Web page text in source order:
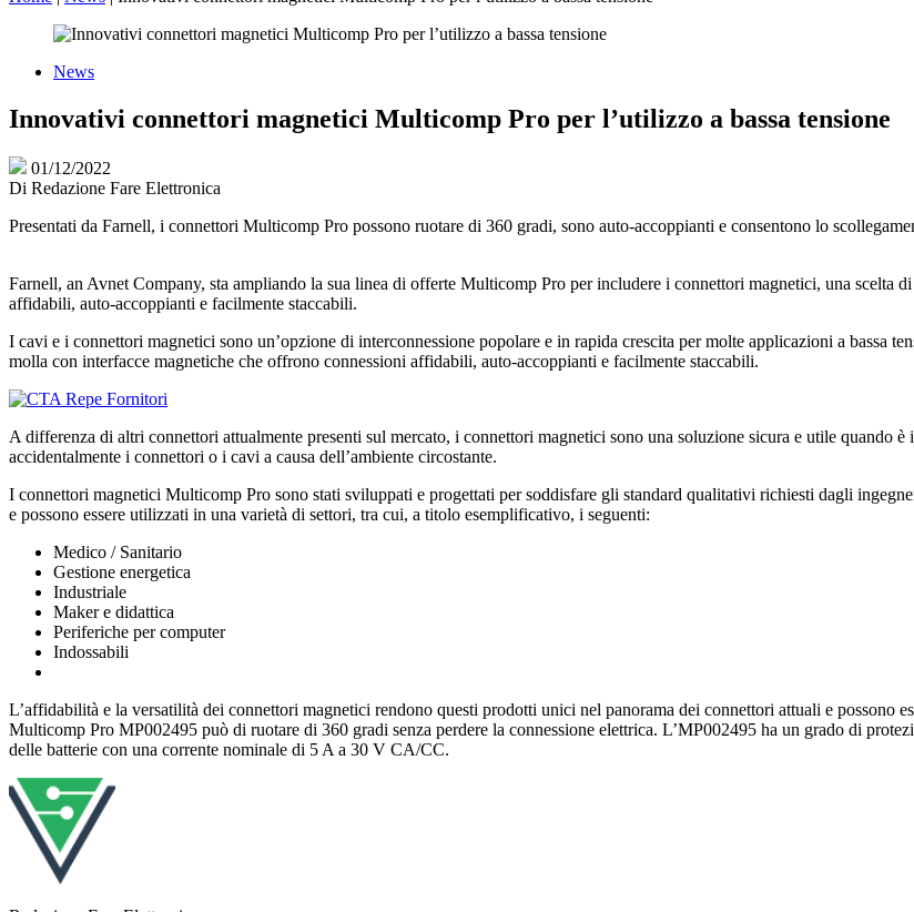
News
Innovativi connettori magnetici Multicomp Pro per l’utilizzo a bassa tensione
01/12/2022
Di Redazione Fare Elettronica
Presentati da Farnell, i connettori Multicomp Pro possono ruotare di 360 gradi, sono auto-accoppianti e consentono lo
Farnell, an Avnet Company, sta ampliando la sua linea di offerte Multicomp Pro per includere i connettori magnetici, una scelta
affidabili, auto-accoppianti e facilmente staccabili.
I cavi e i connettori magnetici sono un’opzione di interconnessione popolare e in rapida crescita per molte applicazioni a bassa
molla con interfacce magnetiche che offrono connessioni affidabili, auto-accoppianti e facilmente staccabili.
A differenza di altri connettori attualmente presenti sul mercato, i connettori magnetici sono una soluzione sicura e utile quando
accidentalmente i connettori o i cavi a causa dell’ambiente circostante.
I connettori magnetici Multicomp Pro sono stati sviluppati e progettati per soddisfare gli standard qualitativi richiesti dagli
e possono essere utilizzati in una varietà di settori, tra cui, a titolo esemplificativo, i seguenti:
Medico / Sanitario
Gestione energetica
Industriale
Maker e didattica
Periferiche per computer
Indossabili
L’affidabilità e la versatilità dei connettori magnetici rendono questi prodotti unici nel panorama dei connettori attuali e possono
Multicomp Pro MP002495 può di ruotare di 360 gradi senza perdere la connessione elettrica. L’MP002495 ha un grado di
delle batterie con una corrente nominale di 5 A a 30 V CA/CC.